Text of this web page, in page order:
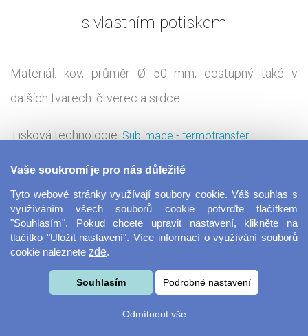
s vlastním potiskem
Materiál: kov, průměr Ø 50 mm, dostupný také v
dalších tvarech: čtverec a srdce.
Tisková technologie: Sublimace - termotransfer
nebo obrázky. Nehledáš-li dárek pro sebe, ale pro své
blízké, můžeš magnet lehce proměnit v milý
upomínkový předmět s vlastní fotografií, nebo ho
rozveselit vtipným obrázkem nebo vzkazem. Finální
Vaše soukromí je pro nás důležité
Tyto webové stránky využívají soubory cookie. Váš souhlas s
využíváním všech souborů cookie potvrďte tlačítkem
"Souhlasím". Pokud chcete upravit nastavení, klikněte na
tlačítko "Uložit nastavení". Více informací o využívání souborů
cookie naleznete zde.
Souhlasím Podrobné nastavení
Odmítnout vše